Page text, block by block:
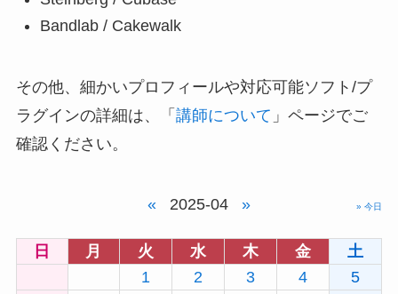
Bandlab / Cakewalk
その他、細かいプロフィールや対応可能ソフト/プ
ラグインの詳細は、「 講師について 」ページでご
確認ください。
« 2025-04 » » 今日
日 月 火 水 木 金
土
1
2 3 4
5